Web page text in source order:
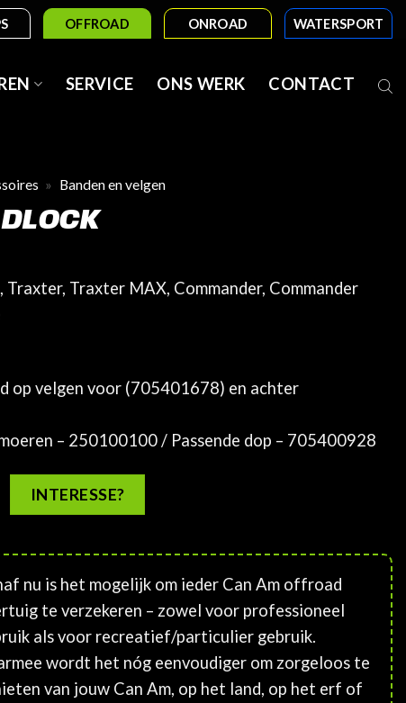
OFFROAD ONROAD WATERSPORT
SERVICE ONS WERK CONTACT
» Banden en velgen
Traxter MAX, Commander, Commander
op velgen voor (705401678) en achter
– 250100100 / Passende dop – 705400928
INTERESSE?
nu is het mogelijk om ieder Can Am offroad
te verzekeren – zowel voor professioneel
als voor recreatief/particulier gebruik.
wordt het nóg eenvoudiger om zorgeloos te
van jouw Can Am, op het land, op het erf of